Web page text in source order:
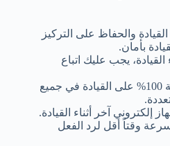
والحفاظ على التركيز
بأمان.
يجب عليك اتباع
حافظ على تركيزك بنسبة 100% على القيادة في جميع
إلكتروني آخر أثناء القيادة.
وقتاً أقل لرد الفعل